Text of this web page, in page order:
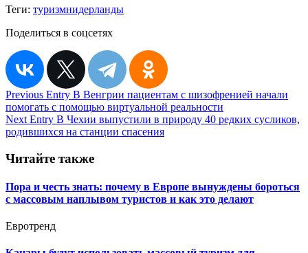
Теги: туризмнидерланды
Поделиться в соцсетях
Навигация
по
записям
Previous Entry В Венгрии пациентам с шизофренией начали
помогать с помощью виртуальной реальности
Next Entry В Чехии выпустили в природу 40 редких сусликов,
родившихся на станции спасения
Читайте также
Пора и честь знать: почему в Европе вынуждены бороться
с массовым наплывом туристов и как это делают
Евротренд